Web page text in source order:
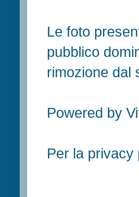
Le foto
pubblico
rimozione dal
Powered by
Per la